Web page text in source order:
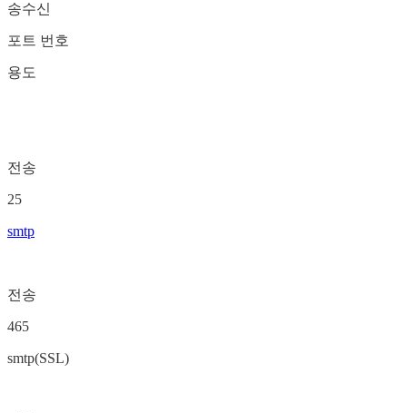
송수신
포트 번호
용도
전송
25
smtp
전송
465
smtp(SSL)